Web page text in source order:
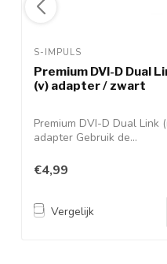
S-IMPULS
Premium DVI-D Dual
(v) adapter / zwart
Premium DVI-D Dual Link
adapter Gebruik de...
€4,99
Vergelijk